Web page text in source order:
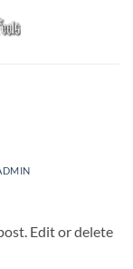
Edit or delete